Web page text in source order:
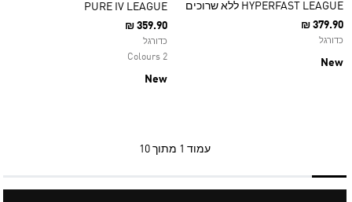
HYPERFAST LEAGUE ללא שרוכים
₪ 379.90
כדורגל
New
PURE IV LEAGUE
₪ 359.90
כדורגל
2 Colours
New
עמוד 1 מתוך 10